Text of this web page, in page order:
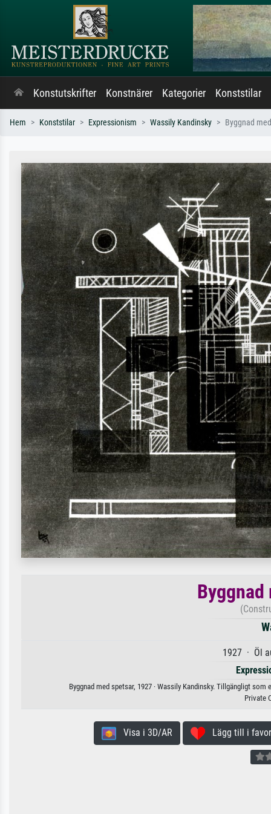
Konstutskrifter Konstnärer Kategorier Konststilar
Hem Konststilar Expressionism Wassily Kandinsky Byggnad
Byggnad
1927 · Öl
Byggnad med spetsar, 1927 · Wassily Kandinsky. Tillgängligt
Private
Visa i 3D/AR Lägg till i